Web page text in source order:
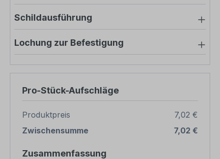
Schildausführung
Lochung zur Befestigung
Pro-Stück-Aufschläge
Produktpreis
7,02 €
Zwischensumme
7,02 €
Zusammenfassung